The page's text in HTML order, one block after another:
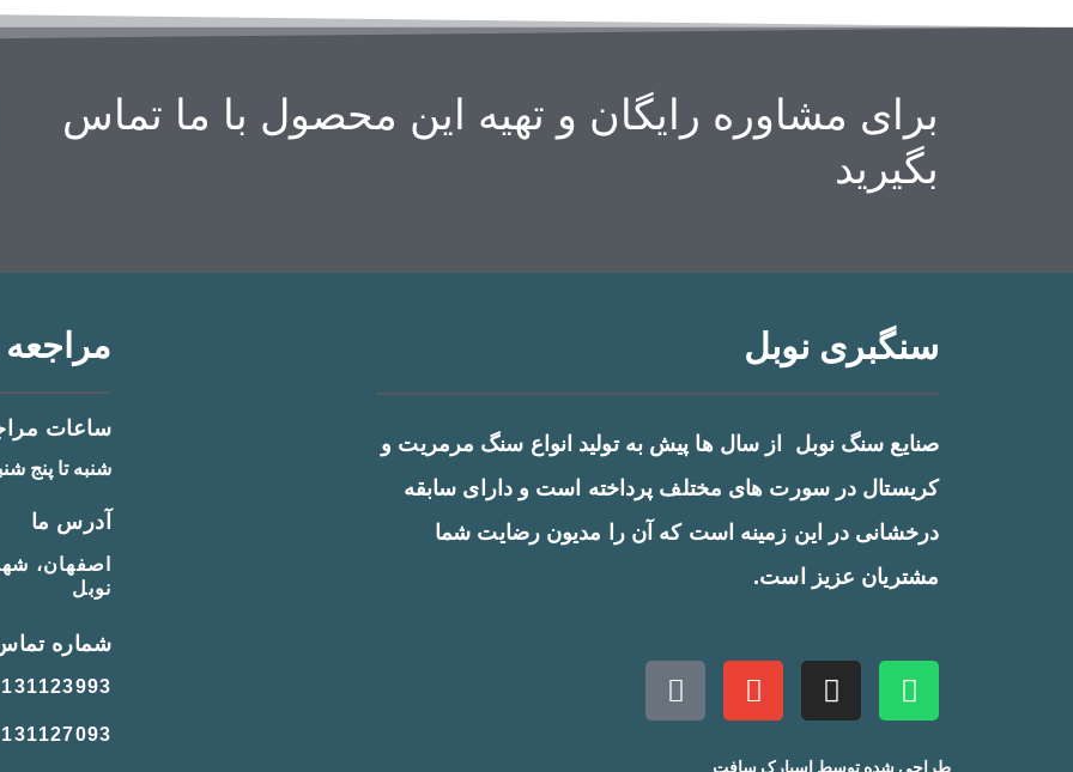
برای مشاوره رایگان و تهیه این محصول با ما تماس
بگیرید
سنگبری نوبل
صنایع سنگ نوبل از سال ها پیش به تولید انواع سنگ مرمریت و
کریستال در سورت های مختلف پرداخته است و دارای سابقه
درخشانی در این زمینه است که آن را مدیون رضایت شما
مشتریان عزیز است.
مراجعه
ساعات
شنبه تا پنج شنبه 8 صبح تا 6
آدرس ما
نوبل
شماره
طراحی شده توسط اسپارک سافت